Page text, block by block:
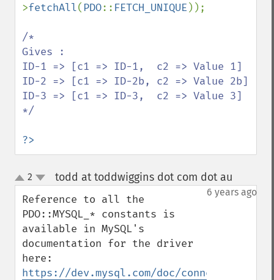
>fetchAll( PDO:: FETCH_UNIQUE ));
/*
Gives :
ID-1 => [c1 => ID-1,  c2 => Value 1]
ID-2 => [c1 => ID-2b, c2 => Value 2b]
ID-3 => [c1 => ID-3,  c2 => Value 3]
*/
?>
up
down
2 todd at toddwiggins dot com dot au
6 years ago
Reference to all the
PDO::MYSQL_* constants is
available in MySQL's
documentation for the driver
https://dev.mysql.com/doc/connectors/en/